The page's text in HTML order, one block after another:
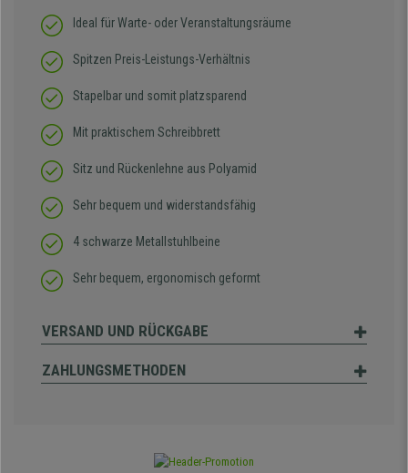
Ideal für Warte- oder Veranstaltungsräume
Spitzen Preis-Leistungs-Verhältnis
Stapelbar und somit platzsparend
Mit praktischem Schreibbrett
Sitz und Rückenlehne aus Polyamid
Sehr bequem und widerstandsfähig
4 schwarze Metallstuhlbeine
Sehr bequem, ergonomisch geformt
VERSAND UND RÜCKGABE
ZAHLUNGSMETHODEN